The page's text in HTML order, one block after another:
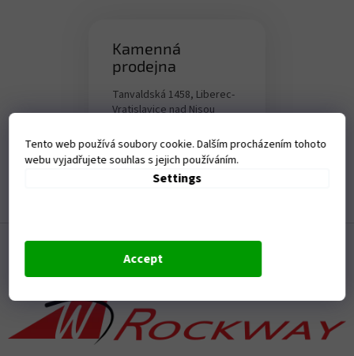
Tento web používá soubory cookie. Dalším procházením tohoto
webu vyjadřujete souhlas s jejich používáním.
Settings
Accept
Kamenná
prodejna
Tanvaldská 1458, Liberec-
Vratislavice nad Nisou
Otevírací doba:
Po - Pá - 9-17,00 hod